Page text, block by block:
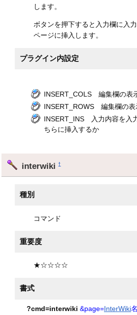
します。
ボタンを押下すると入力欄に入
ページに挿入します。
プラグイン内設定
INSERT_COLS 編集欄の表
INSERT_ROWS 編集欄の表
INSERT_INS 入力内容を入
ちらに挿入するか
interwiki†
種別
コマンド
重要度
★☆☆☆☆
書式
?cmd=interwiki &page=InterWiki名